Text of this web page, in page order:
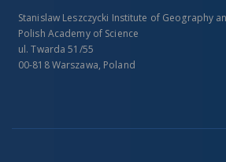
Stanislaw Leszczycki Institute of Geography
Polish Academy of Science
ul. Twarda 51/55
00-818 Warszawa, Poland